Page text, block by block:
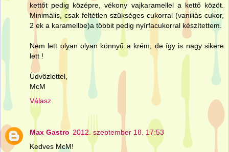
kettőt pedig középre, vékony vajkaramellel a kettő közöt.
Minimális, csak feltétlen szükséges cukorral (vaniliás cukor,
2 ek a karamellbe)a többit pedig nyírfacukorral készítettem.
Nem lett olyan olyan könnyű a krém, de így is nagy sikere
lett !
Üdvözlettel,
McM
Válasz
Max Gastro 2012. szeptember 18. 17:53
Kedves McM!